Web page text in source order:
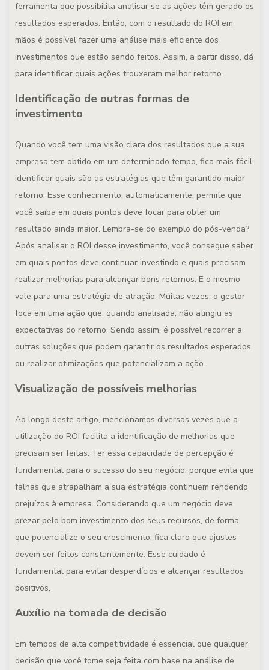
ferramenta que possibilita analisar se as ações têm gerado os
resultados esperados. Então, com o resultado do ROI em
mãos é possível fazer uma análise mais eficiente dos
investimentos que estão sendo feitos. Assim, a partir disso, dá
para identificar quais ações trouxeram melhor retorno.
Identificação de outras formas de
investimento
Quando você tem uma visão clara dos resultados que a sua
empresa tem obtido em um determinado tempo, fica mais fácil
identificar quais são as estratégias que têm garantido maior
retorno. Esse conhecimento, automaticamente, permite que
você saiba em quais pontos deve focar para obter um
resultado ainda maior. Lembra-se do exemplo do pós-venda?
Após analisar o ROI desse investimento, você consegue saber
em quais pontos deve continuar investindo e quais precisam
realizar melhorias para alcançar bons retornos. E o mesmo
vale para uma estratégia de atração. Muitas vezes, o gestor
foca em uma ação que, quando analisada, não atingiu as
expectativas do retorno. Sendo assim, é possível recorrer a
outras soluções que podem garantir os resultados esperados
ou realizar otimizações que potencializam a ação.
Visualização de possíveis melhorias
Ao longo deste artigo, mencionamos diversas vezes que a
utilização do ROI facilita a identificação de melhorias que
precisam ser feitas. Ter essa capacidade de percepção é
fundamental para o sucesso do seu negócio, porque evita que
falhas que atrapalham a sua estratégia continuem rendendo
prejuízos à empresa. Considerando que um negócio deve
prezar pelo bom investimento dos seus recursos, de forma
que potencialize o seu crescimento, fica claro que ajustes
devem ser feitos constantemente. Esse cuidado é
fundamental para evitar desperdícios e alcançar resultados
positivos.
Auxílio na tomada de decisão
Em tempos de alta competitividade é essencial que qualquer
decisão que você tome seja feita com base na análise de